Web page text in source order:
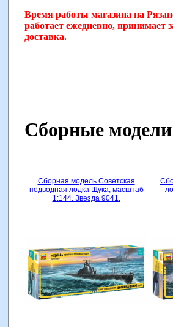
Время работы магазина на
работает ежедневно, принимает
доставка.
Сборные
Сборная модель Советская
подводная лодка Щука, масштаб
1:144. Звезда 9041.